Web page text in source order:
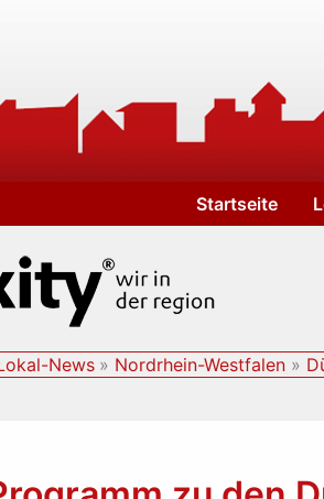
Startseite
News Nordrhein-Westfalen